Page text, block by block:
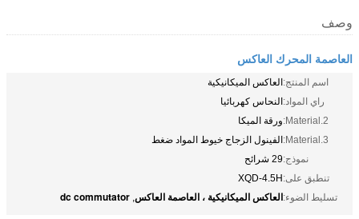
وصف
العاصمة المحرك العاكس
اسم المنتج:العاكس الميكانيكية
راي المواد:النحاس كهربائيا
Material.2: ورقة الميكا
Material.3: الفينول الزجاج خيوط المواد ضغط
نموذج:29 شرائح
تنطبق على:XQD-4.5H
تسليط الضوء:العاكس الميكانيكية ، العاصمة العاكس,
dc commutator